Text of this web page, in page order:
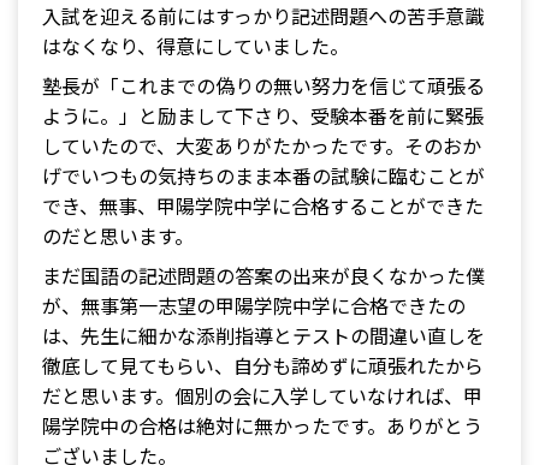
入試を迎える前にはすっかり記述問題への苦手意識
はなくなり、得意にしていました。
塾長が「これまでの偽りの無い努力を信じて頑張る
ように。」と励まして下さり、受験本番を前に緊張
していたので、大変ありがたかったです。そのおか
げでいつもの気持ちのまま本番の試験に臨むことが
でき、無事、甲陽学院中学に合格することができた
のだと思います。
まだ国語の記述問題の答案の出来が良くなかった僕
が、無事第一志望の甲陽学院中学に合格できたの
は、先生に細かな添削指導とテストの間違い直しを
徹底して見てもらい、自分も諦めずに頑張れたから
だと思います。個別の会に入学していなければ、甲
陽学院中の合格は絶対に無かったです。ありがとう
ございました。